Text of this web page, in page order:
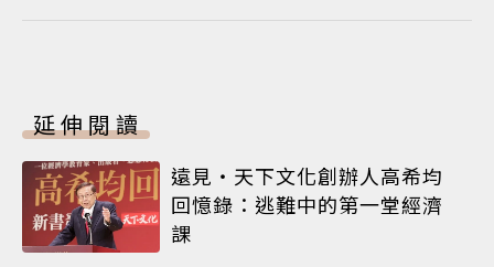
延伸閱讀
遠見‧天下文化創辦人高希均
回憶錄：逃難中的第一堂經濟
課